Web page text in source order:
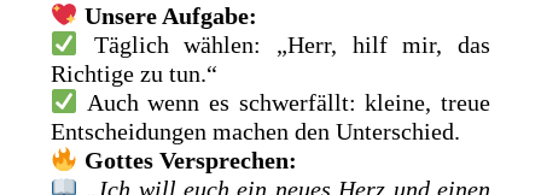
Unsere Aufgabe:
Täglich wählen: „Herr, hilf mir, das
Richtige zu tun.“
Auch wenn es schwerfällt: kleine, treue
Entscheidungen machen den Unterschied.
Gottes Versprechen:
„Ich will euch ein neues Herz und einen